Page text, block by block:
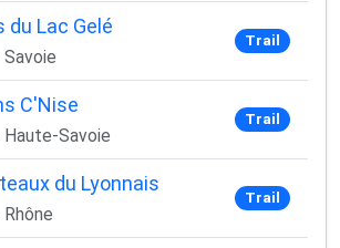
d'entraînement exclusifs
de pros pour progresser plus vite
tendances matos & nutrition
promo et bons plans
spam. 100 % utile.
du Lac Gelé
Trail
C'Nise
Savoie
Trail
du Lyonnais
Trail